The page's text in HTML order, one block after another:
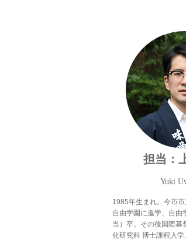
担当：
Yuki
1985年生まれ。今市
自由学園に進学、自由
当）卒。その後国際基
化研究科 博士課程入